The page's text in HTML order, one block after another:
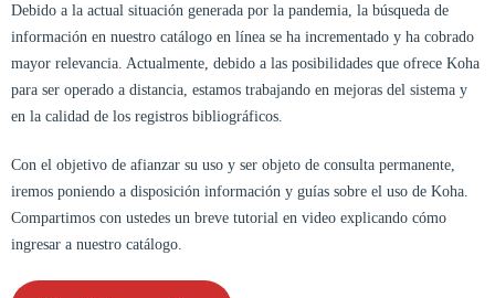
Debido a la actual situación generada por la pandemia, la búsqueda de
información en nuestro catálogo en línea se ha incrementado y ha cobrado
mayor relevancia. Actualmente, debido a las posibilidades que ofrece Koha
para ser operado a distancia, estamos trabajando en mejoras del sistema y
en la calidad de los registros bibliográficos.
Con el objetivo de afianzar su uso y ser objeto de consulta permanente,
iremos poniendo a disposición información y guías sobre el uso de Koha.
Compartimos con ustedes un breve tutorial en video explicando cómo
ingresar a nuestro catálogo.